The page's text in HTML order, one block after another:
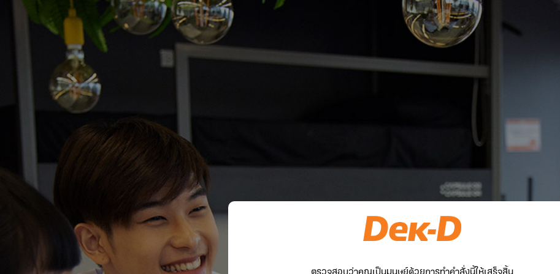
ตรวจสอบว่าคุณเป็นมนุษย์ด้วยการทำคำสั่งนี้ให้เสร็จสิ้น